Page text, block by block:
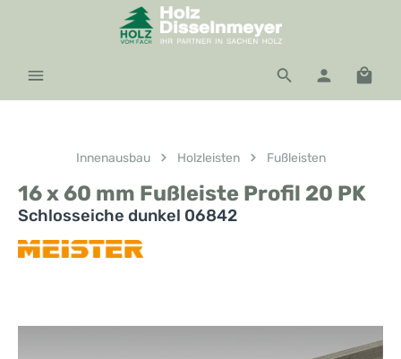
Zum Hauptinhalt springen
Innenausbau Holzleisten Fußleisten
16 x 60 mm Fußleiste Profil 20 PK
Schlosseiche dunkel 06842